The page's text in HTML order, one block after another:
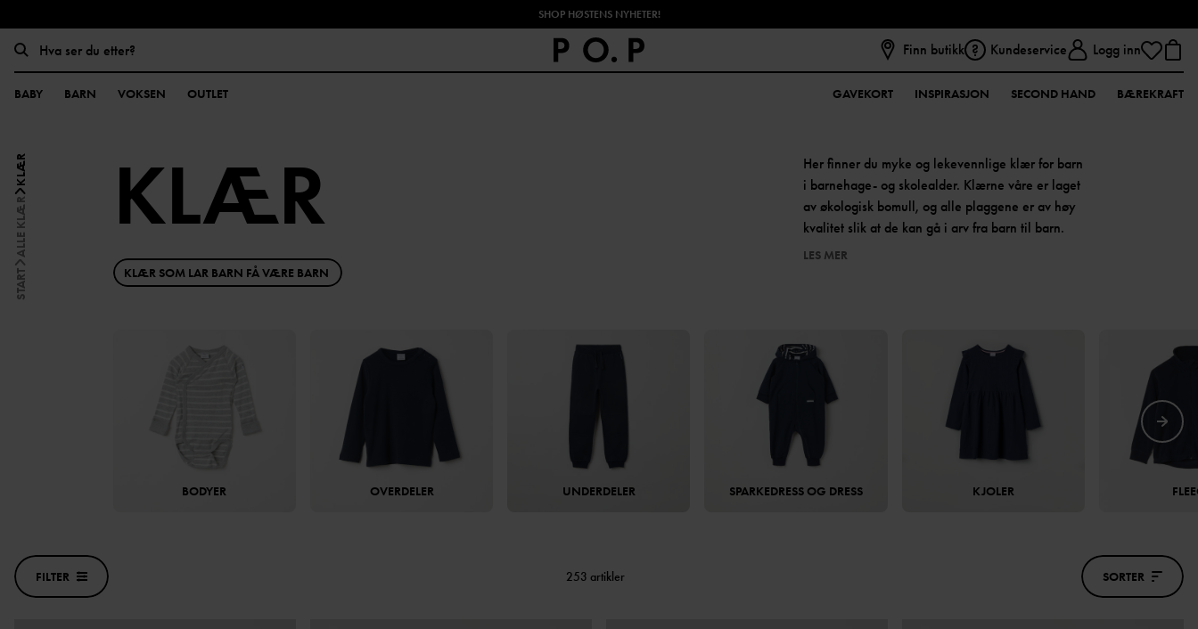
SHOP HØSTENS NYHETER!
Finn butikk Kundeservice Logg inn
BABY BARN VOKSEN OUTLET GAVEKORT INSPIRASJON SECOND HAND BÆREKRAFT
START
ALLE KLÆR
KLÆR KLÆR
KLÆR SOM LAR BARN FÅ VÆRE BARN
Her finner du myke og lekevennlige klær for barn
i barnehage- og skolealder. Klærne våre er laget
av økologisk bomull, og alle plaggene er av høy
kvalitet slik at de kan gå i arv fra barn til barn.
LES MER
BODYER OVERDELER UNDERDELER SPARKEDRESS OG DRESS KJOLER
FILTER 253 artikler SORTER